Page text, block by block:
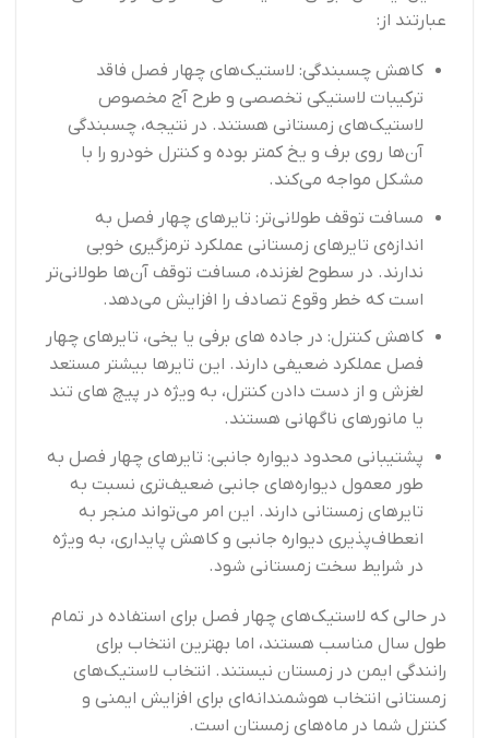
عبارتند از:
کاهش چسبندگی: لاستیک‌های چهار فصل فاقد
ترکیبات لاستیکی تخصصی و طرح آج مخصوص
لاستیک‌های زمستانی هستند. در نتیجه، چسبندگی
آن‌ها روی برف و یخ کمتر بوده و کنترل خودرو را با
مشکل مواجه می‌کند.
مسافت توقف طولانی‌تر: تایرهای چهار فصل به
اندازه‌ی تایرهای زمستانی عملکرد ترمزگیری خوبی
ندارند. در سطوح لغزنده، مسافت توقف آن‌ها طولانی‌تر
است که خطر وقوع تصادف را افزایش می‌دهد.
کاهش کنترل: در جاده های برفی یا یخی، تایرهای چهار
فصل عملکرد ضعیفی دارند. این تایرها بیشتر مستعد
لغزش و از دست دادن کنترل، به ویژه در پیچ های تند
یا مانورهای ناگهانی هستند.
پشتیبانی محدود دیواره جانبی: تایرهای چهار فصل به
طور معمول دیواره‌های جانبی ضعیف‌تری نسبت به
تایرهای زمستانی دارند. این امر می‌تواند منجر به
انعطاف‌پذیری دیواره جانبی و کاهش پایداری، به ویژه
در شرایط سخت زمستانی شود.
در حالی که لاستیک‌های چهار فصل برای استفاده در تمام
طول سال مناسب هستند، اما بهترین انتخاب برای
رانندگی ایمن در زمستان نیستند. انتخاب لاستیک‌های
زمستانی انتخاب هوشمندانه‌ای برای افزایش ایمنی و
کنترل شما در ماه‌های زمستان است.